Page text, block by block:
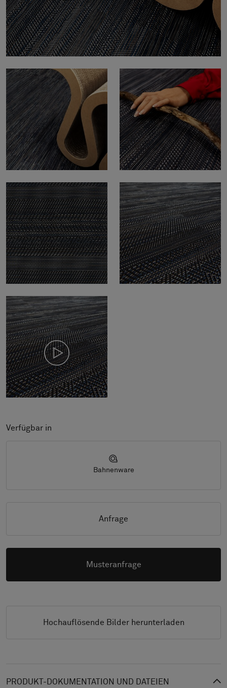
Verfügbar in
Bahnenware
Anfrage
Musteranfrage
Hochauflösende Bilder herunterladen
PRODUKT-DOKUMENTATION UND DATEIEN